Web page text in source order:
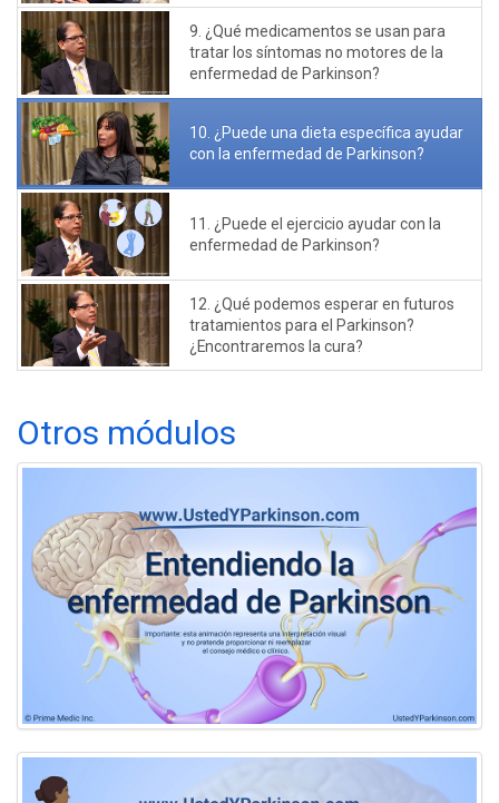
9. ¿Qué medicamentos se usan para
tratar los síntomas no motores de la
enfermedad de Parkinson?
10. ¿Puede una dieta específica ayudar
con la enfermedad de Parkinson?
11. ¿Puede el ejercicio ayudar con la
enfermedad de Parkinson?
12. ¿Qué podemos esperar en futuros
tratamientos para el Parkinson?
¿Encontraremos la cura?
Otros módulos